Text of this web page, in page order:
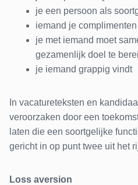
je een persoon als
iemand je
je met iemand moet
gezamenlijk doel te
je iemand grappig vindt
In vacatureteksten en
veroorzaken door een
laten die een soortgelijke
gericht in op punt twee uit het
Loss aversion